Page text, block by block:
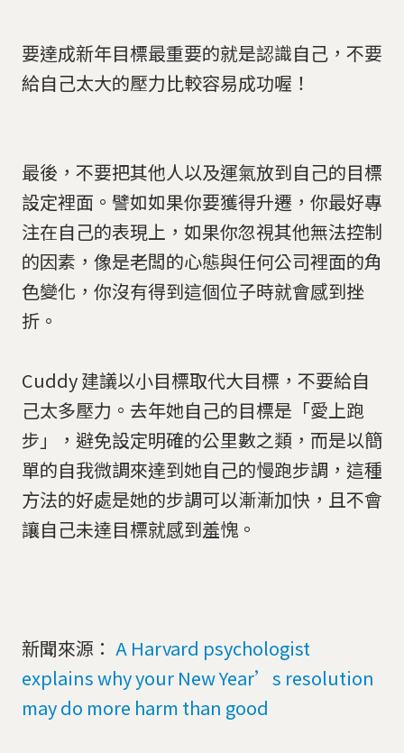
要達成新年目標最重要的就是認識自己，不要
給自己太大的壓力比較容易成功喔！
最後，不要把其他人以及運氣放到自己的目標
設定裡面。譬如如果你要獲得升遷，你最好專
注在自己的表現上，如果你忽視其他無法控制
的因素，像是老闆的心態與任何公司裡面的角
色變化，你沒有得到這個位子時就會感到挫
折。
Cuddy 建議以小目標取代大目標，不要給自
己太多壓力。去年她自己的目標是「愛上跑
步」，避免設定明確的公里數之類，而是以簡
單的自我微調來達到她自己的慢跑步調，這種
方法的好處是她的步調可以漸漸加快，且不會
讓自己未達目標就感到羞愧。
新聞來源： A Harvard psychologist
explains why your New Year’s resolution
may do more harm than good